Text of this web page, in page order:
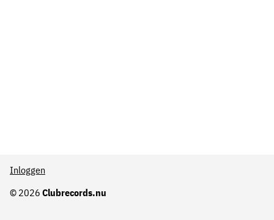
© 2026 Clubrecords.nu
Inloggen